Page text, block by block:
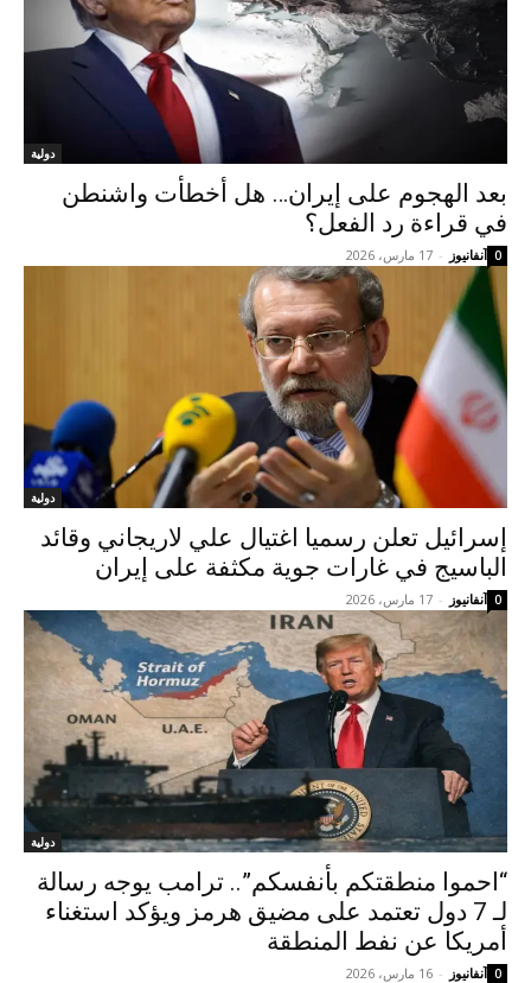
دولية
بعد الهجوم على إيران… هل أخطأت واشنطن
في قراءة رد الفعل؟
آنفانيوز - 17 مارس، 2026 0
دولية
إسرائيل تعلن رسميا اغتيال علي لاريجاني وقائد
الباسيج في غارات جوية مكثفة على إيران
آنفانيوز - 17 مارس، 2026 0
دولية
“احموا منطقتكم بأنفسكم”.. ترامب يوجه رسالة
لـ 7 دول تعتمد على مضيق هرمز ويؤكد استغناء
أمريكا عن نفط المنطقة
آنفانيوز - 16 مارس، 2026 0